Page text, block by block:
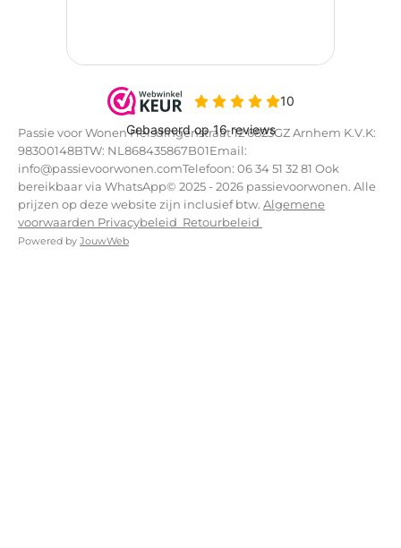
Passie voor Wonen Helsdingenstraat 12 6823GZ Arnhem K.V.K:
98300148BTW: NL868435867B01Email:
info@passievoorwonen.comTelefoon: 06 34 51 32 81 Ook
bereikbaar via WhatsApp© 2025 - 2026 passievoorwonen. Alle
prijzen op deze website zijn inclusief btw. Algemene
voorwaarden Privacybeleid Retourbeleid
Powered by JouwWeb